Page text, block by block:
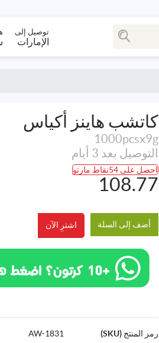
توصيل إلى
الإمارات
كاتشب هاينز أكياس
1000pcsx9g
التوصيل بعد 3 أيام
احصل على 54نقاط مارتو
108.77
أضف إلى السلة اشترِ الآن
رمز المنتج (SKU)
1831-AW